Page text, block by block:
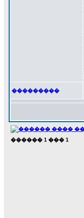
���������
������ 1 ��� 1